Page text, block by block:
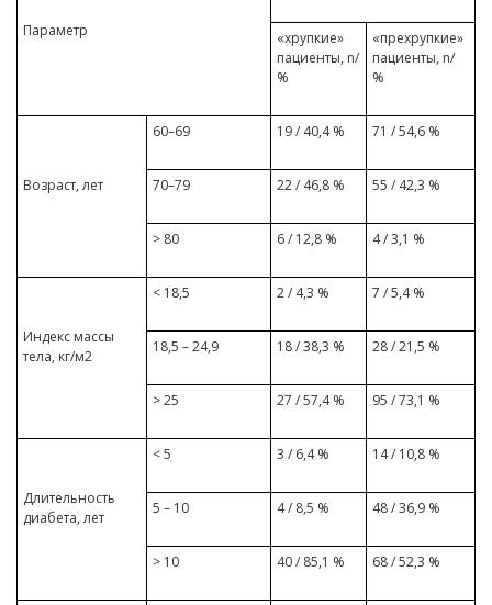
Параметр
«хрупкие»
пациенты, n/
%
«прехрупкие»
пациенты, n/
%
Возраст, лет
60–69 19 / 40,4 % 71 / 54,6 %
70–79 22 / 46,8 % 55 / 42,3 %
> 80 6 / 12,8 % 4 / 3,1 %
Индекс массы
тела, кг/м2
< 18,5 2 / 4,3 % 7 / 5,4 %
18,5 – 24,9 18 / 38,3 % 28 / 21,5 %
> 25 27 / 57,4 % 95 / 73,1 %
Длительность
диабета, лет
< 5 3 / 6,4 % 14 / 10,8 %
5 – 10 4 / 8,5 % 48 / 36,9 %
> 10 40 / 85,1 % 68 / 52,3 %